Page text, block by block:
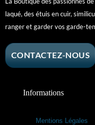
laqué, des étuis en cuir,
ranger et garder vos garde-
CONTACTEZ-NOUS
Informations
Mentions Légales